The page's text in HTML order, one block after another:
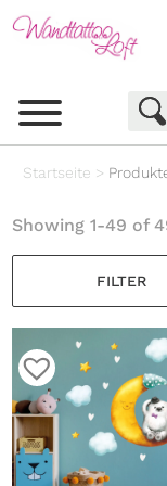
Startseite >
FILTER
Showing 1-49 of